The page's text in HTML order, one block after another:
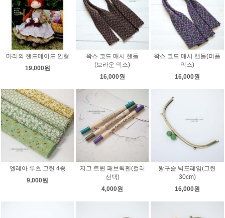
마리의 핸드메이드 인형
19,000원
왁스 코드 매시 핸들
(브라운 믹스)
16,000원
왁스 코드 매시 핸들(퍼플
믹스)
16,000원
엘레아 루츠 그린 4종
9,000원
지그 트윈 패브릭펜(컬러
선택)
4,000원
왕구슬 빅프레임(그린
30cm)
16,000원